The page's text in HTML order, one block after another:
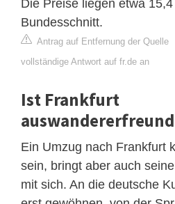
Die Preise liegen etwa
Bundesschnitt.
Antrag auf Entfernung der Quelle
vollständige Antwort auf fr.de an
Ist Frankfurt
Ein Umzug nach Frankfurt
sein, bringt aber auch
mit sich. An die deutsche